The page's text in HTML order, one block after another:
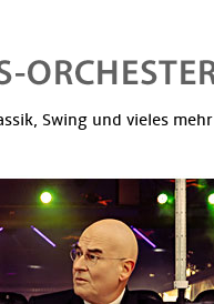
Swing und vieles mehr